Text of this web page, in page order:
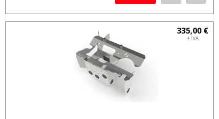
335,00 €
+ IVA